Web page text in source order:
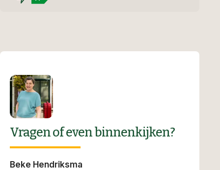
Vragen of even binnenkijken?
Beke Hendriksma